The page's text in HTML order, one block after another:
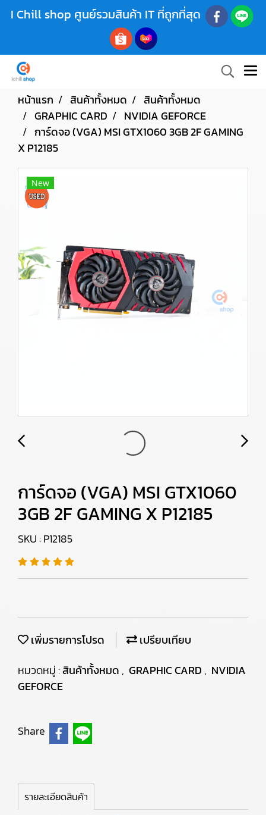
I Chill shop ศูนย์รวมสินค้า IT ที่ถูกที่สุด
หน้าแรก สินค้าทั้งหมด
สินค้าทั้งหมด
GRAPHIC CARD
NVIDIA GEFORCE
การ์ดจอ (VGA) MSI GTX1060 3GB 2F GAMING
X P12185
New
การ์ดจอ (VGA) MSI GTX1060
3GB 2F GAMING X P12185
SKU : P12185
เพิ่มรายการโปรด
เปรียบเทียบ
หมวดหมู่ :สินค้าทั้งหมด , GRAPHIC CARD , NVIDIA
GEFORCE
Share
รายละเอียดสินค้า